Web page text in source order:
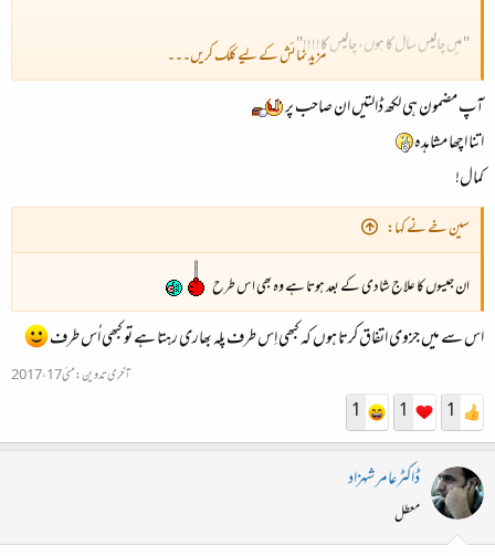
" میں چالیس سال کا ہوں، چالیس کا!!!!"
ہمارے گیٹ کے سامنے موبائل پر، "آنٹی میں 2006 میں ٹوئنٹی کا تھا، اب میں تھرٹی کا ہوں"
موبائل پر، "یار میں کل جہاز لے کر دبئی جا رہا ہوں۔ تمھیں تو پتا ہی ہے میں ہمیشہ برج العرب میں ٹہرتا
ہوں۔ تین دن بعد اچھی طرح تھکن اتار کر اور شاپنگ کر کے واپس جہاز لے کر آؤں گا۔"
مرد صاحب کی اماں، "ہاں مومی پشاور گیا ہے۔ میں نے اپنے لئے گرم شال منگوائی ہے، کالے رنگ
کی"
موبائل پر،"بس یار جہاز ہاتھ سے نکل گیا تھا۔ میں نے پھر یووووووںںںںںںں گھمایا۔ سیدھا ہو گیا۔"
اماں، "اے مومی! جب تم پائلیٹ نہیں بن سکے تھے تو اس وقت ہی یہ ٹیکنیشئن کا کورس کر لیا ہوتا جو
اتنے سال بعد تمھیں خیال آیا"
موبائل پر، "میری بہن تو لندن گئی ہے"
مزید نمائش کے لیے کلک کریں۔۔۔
آپ مضمون ہی لکھ ڈالتیں ان صاحب پر
اتنا اچھا مشاہدہ
کمال!
سین خے نے کہا:
ان جیسوں کا علاج شادی کے بعد ہوتا ہے وہ بھی اس طرح
اس سے میں جزوی اتفاق کرتا ہوں کہ کبھی اِس طرف پلہ بھاری رہتا ہے تو کبھی اُس طرف
آخری تدوین:مئی 17، 2017
1
1
1
ڈاکٹرعامر شہزاد
معطل